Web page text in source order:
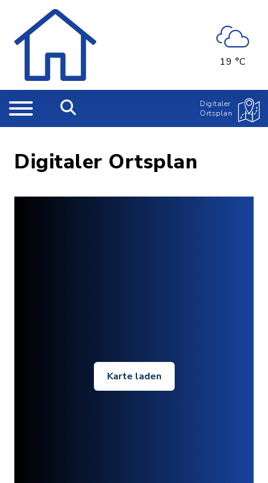
19 °C
Digitaler
Ortsplan
Digitaler Ortsplan
Karte laden